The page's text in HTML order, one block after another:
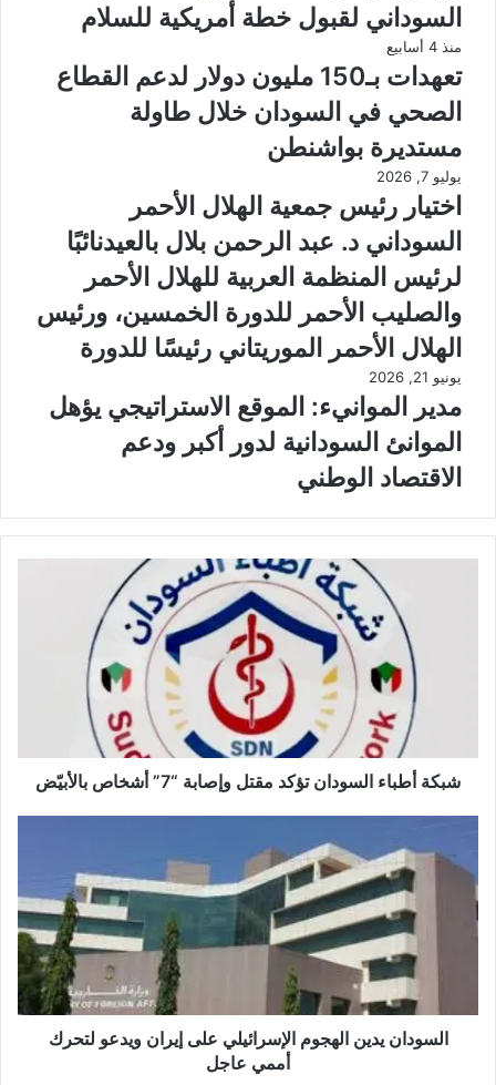
السوداني لقبول خطة أمريكية للسلام
منذ 4 أسابيع
تعهدات بـ150 مليون دولار لدعم القطاع
الصحي في السودان خلال طاولة
مستديرة بواشنطن
يوليو 7, 2026
اختيار رئيس جمعية الهلال الأحمر
السوداني د. عبد الرحمن بلال بالعيدنائبًا
لرئيس المنظمة العربية للهلال الأحمر
والصليب الأحمر للدورة الخمسين، ورئيس
الهلال الأحمر الموريتاني رئيسًا للدورة
يونيو 21, 2026
مدير الموانيء: الموقع الاستراتيجي يؤهل
الموانئ السودانية لدور أكبر ودعم
الاقتصاد الوطني
شبكة أطباء السودان تؤكد مقتل وإصابة “7” أشخاص بالأبيّض
السودان يدين الهجوم الإسرائيلي على إيران ويدعو لتحرك
أممي عاجل